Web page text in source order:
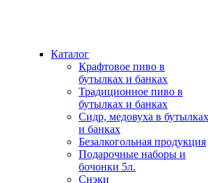
Каталог
Крафтовое пиво в
бутылках и банках
Традиционное пиво в
бутылках и банках
Сидр, медовуха в бутылках
и банках
Безалкогольная продукция
Подарочные наборы и
бочонки 5л.
Снэки